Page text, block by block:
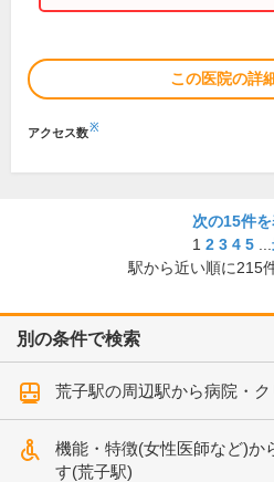
この医院の詳
アクセス数※
次の15件
1 2 3 4 5
駅から近い順に215
別の条件で検索
荒子駅の周辺駅から病院・
機能・特徴(女性医師など)か
す(荒子駅)